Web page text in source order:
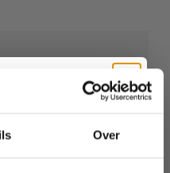
Over